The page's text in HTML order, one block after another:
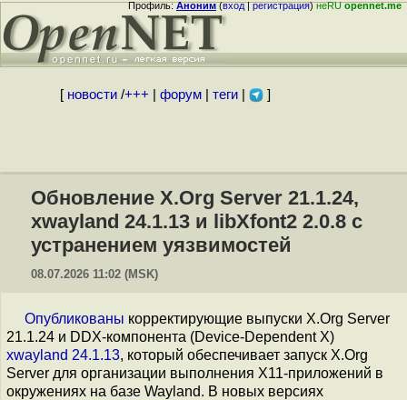
Профиль:Аноним(вход|регистрация)неRUopennet.me
[ новости/+++ форум| теги| ]
Обновление X.Org Server 21.1.24,
xwayland 24.1.13 и libXfont2 2.0.8 с
устранением уязвимостей
08.07.2026 11:02 (MSK)
Опубликованы корректирующие выпуски X.Org Server
21.1.24 и DDX-компонента (Device-Dependent X)
xwayland 24.1.13, который обеспечивает запуск X.Org
Server для организации выполнения X11-приложений в
окружениях на базе Wayland. В новых версиях